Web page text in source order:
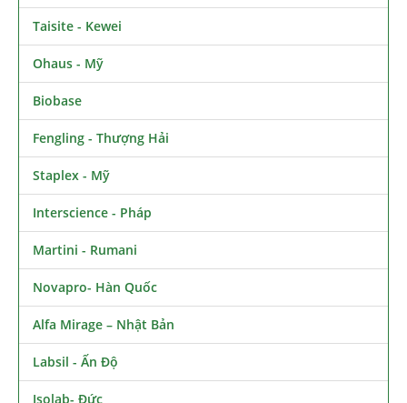
Taisite - Kewei
Ohaus - Mỹ
Biobase
Fengling - Thượng Hải
Staplex - Mỹ
Interscience - Pháp
Martini - Rumani
Novapro- Hàn Quốc
Alfa Mirage – Nhật Bản
Labsil - Ấn Độ
Isolab- Đức